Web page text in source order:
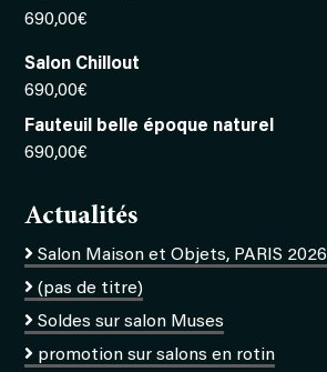
690,00€
Salon Chillout
690,00€
Fauteuil belle époque naturel
690,00€
Actualités
Salon Maison et Objets, PARIS 2026
(pas de titre)
Soldes sur salon Muses
promotion sur salons en rotin